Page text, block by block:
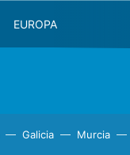
EUROPA
Galicia Murcia